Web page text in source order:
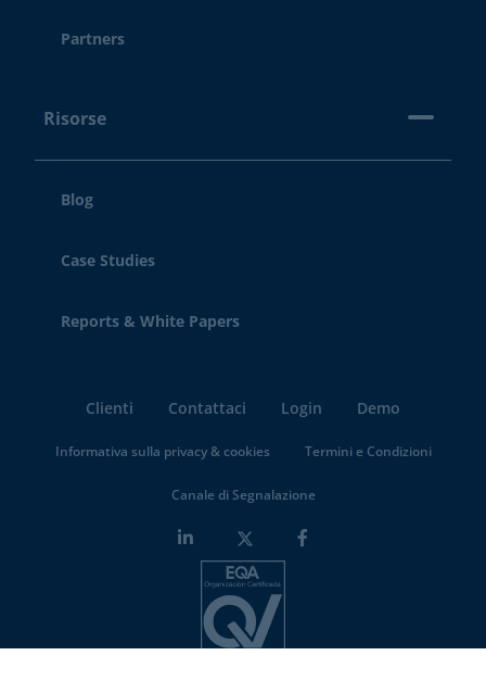
Partners
Risorse
Blog
Case Studies
Reports & White Papers
Clienti Contattaci Login Demo
Informativa sulla privacy & cookies Termini e Condizioni
Canale di Segnalazione